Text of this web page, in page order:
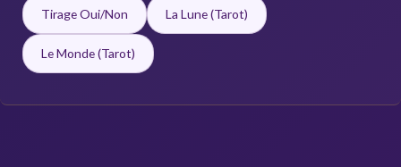
Tirage Oui/Non La Lune (Tarot)
Le Monde (Tarot)